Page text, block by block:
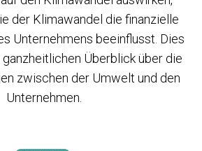
der Klimawandel die finanzielle
Unternehmens beeinflusst. Dies
Überblick über die
zwischen der Umwelt und den
Unternehmen.